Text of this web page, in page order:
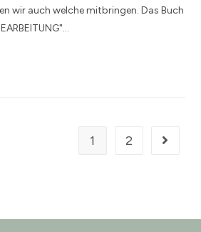
wir auch welche mitbringen. Das Buch
1 2